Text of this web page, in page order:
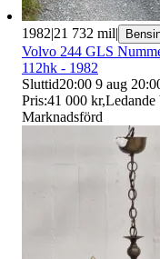
1982|21 732 mil|
Volvo 244 GLS
112hk - 1982
Sluttid20:00 9 aug
Pris:41 000 kr,Ledande
Marknadsförd